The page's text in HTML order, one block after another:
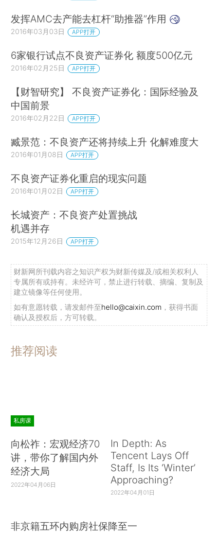
发挥AMC去产能去杠杆“助推器”作用
2016年03月03日 APP打开
6家银行试点不良资产证券化 额度500亿元
2016年02月25日 APP打开
【财智研究】 不良资产证券化：国际经验及
中国前景
2016年02月22日 APP打开
臧景范：不良资产还将持续上升 化解难度大
2016年01月08日 APP打开
不良资产证券化重启的现实问题
2016年01月02日 APP打开
长城资产：不良资产处置挑战
机遇并存
2015年12月26日 APP打开
财新网所刊载内容之知识产权为财新传媒及/或相关权利人
专属所有或持有。未经许可，禁止进行转载、摘编、复制及
建立镜像等任何使用。
如有意愿转载，请发邮件至hello@caixin.com ，获得书面
确认及授权后，方可转载。
推荐阅读
私房课
向松祚：宏观经济70
讲，带你了解国内外
经济大局
2022年04月06日
In Depth: As
Tencent Lays Off
Staff, Is Its ‘Winter’
Approaching?
2022年04月01日
非京籍五环内购房社保降至一